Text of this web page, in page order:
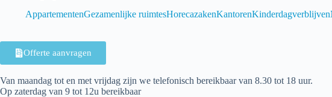
AppartementenGezamenlijke ruimtesHorecazakenKantorenKinderdagverblijven
Offerte aanvragen
Van maandag tot en met vrijdag zijn we telefonisch bereikbaar van 8.30 tot 18 uur.
Op zaterdag van 9 tot 12u bereikbaar